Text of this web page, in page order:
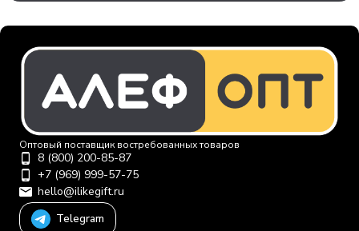
Оптовый поставщик востребованных товаров
8 (800) 200-85-87
+7 (969) 999-57-75
hello@ilikegift.ru
Telegram